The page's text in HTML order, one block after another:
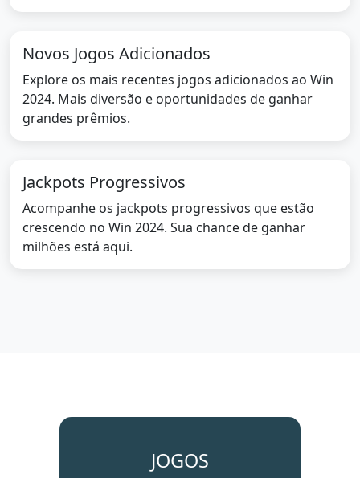
Novos Jogos Adicionados
Explore os mais recentes jogos adicionados ao Win
2024. Mais diversão e oportunidades de ganhar
grandes prêmios.
Jackpots Progressivos
Acompanhe os jackpots progressivos que estão
crescendo no Win 2024. Sua chance de ganhar
milhões está aqui.
JOGOS